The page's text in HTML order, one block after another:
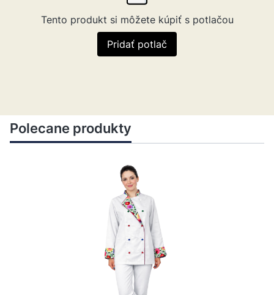
Tento produkt si môžete kúpiť s potlačou
Pridať potlač
Polecane produkty